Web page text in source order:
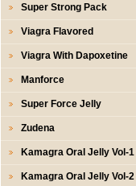
Super Strong Pack
Viagra Flavored
Viagra With Dapoxetine
Manforce
Super Force Jelly
Zudena
Kamagra Oral Jelly Vol-1
Kamagra Oral Jelly Vol-2